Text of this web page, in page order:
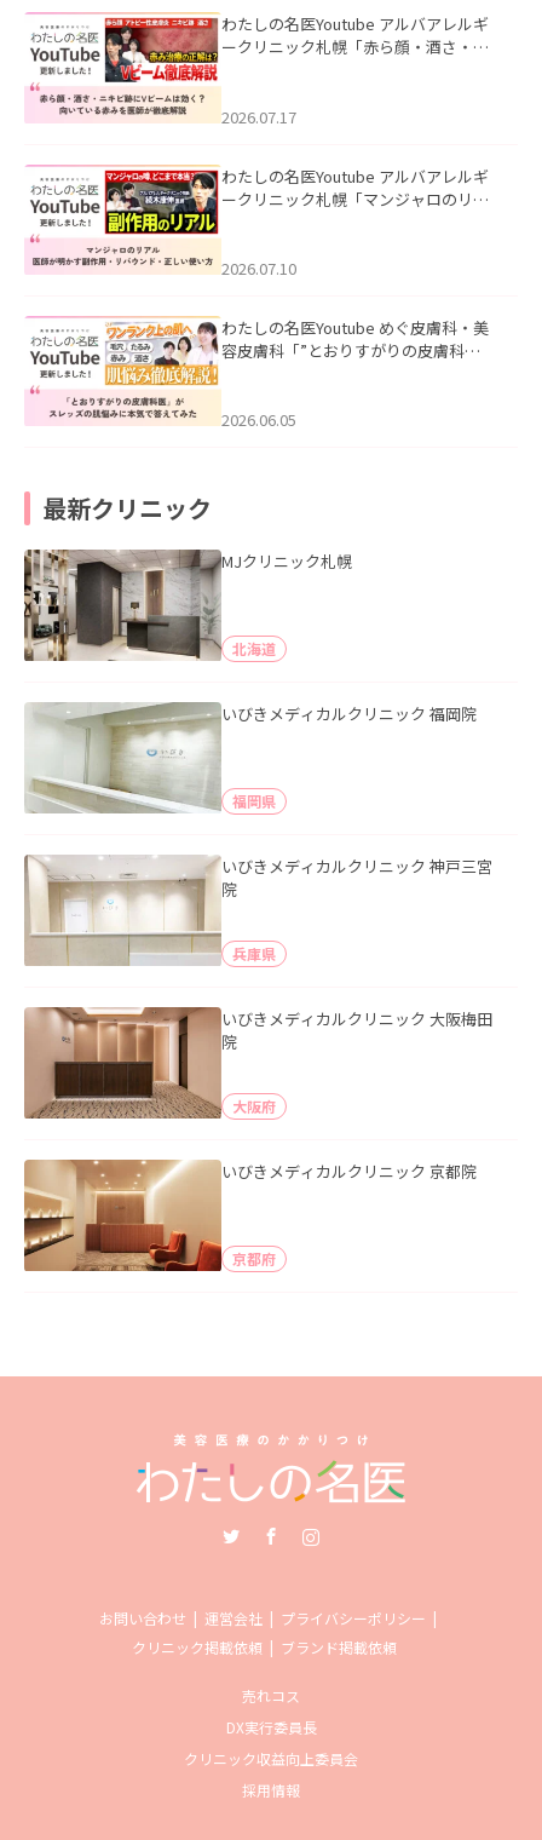
わたしの名医Youtube アルバアレルギ
ークリニック札幌「赤ら顔・酒さ・ニ
した。
2026.07.17
わたしの名医Youtube アルバアレルギ
ークリニック札幌「マンジャロのリア
た。
2026.07.10
わたしの名医Youtube めぐ皮膚科・美
容皮膚科「”とおりすがりの皮膚科
2026.06.05
最新クリニック
MJクリニック札幌
北海道
いびきメディカルクリニック 福岡院
福岡県
いびきメディカルクリニック 神戸三宮
院
兵庫県
いびきメディカルクリニック 大阪梅田
院
大阪府
いびきメディカルクリニック 京都院
京都府
お問い合わせ 運営会社
プライバシーポリシー
クリニック掲載依頼
ブランド掲載依頼
売れコス
DX実行委員長
クリニック収益向上委員会
採用情報